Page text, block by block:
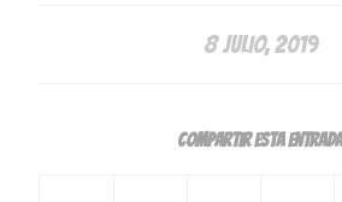
8 JULIO, 2019
Compartir esta entrada